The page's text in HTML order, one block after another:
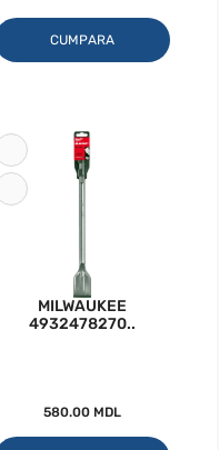
CUMPARA
MILWAUKEE
4932478270..
580.00 MDL